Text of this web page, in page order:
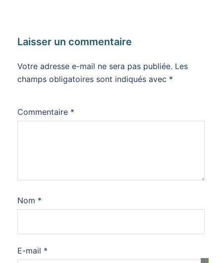
Laisser un commentaire
Votre adresse e-mail ne sera pas publiée. Les
champs obligatoires sont indiqués avec *
Commentaire *
Nom *
E-mail *